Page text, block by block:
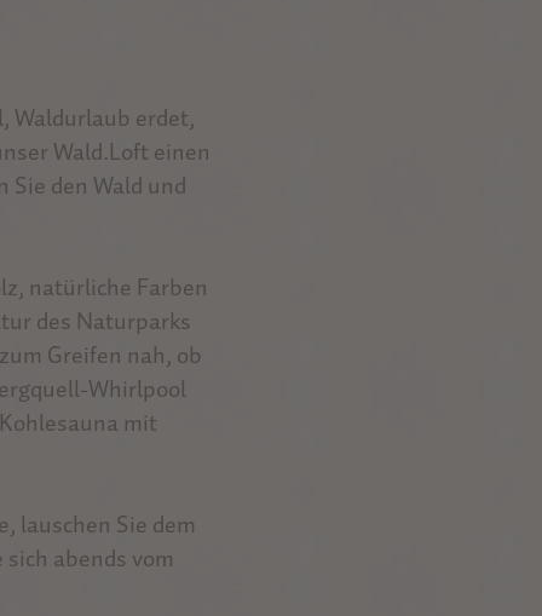
Waldurlaub erdet,
Wald.Loft einen
den Wald und
natürliche Farben
des Naturparks
Greifen nah, ob
Whirlpool
mit
lauschen Sie dem
abends vom